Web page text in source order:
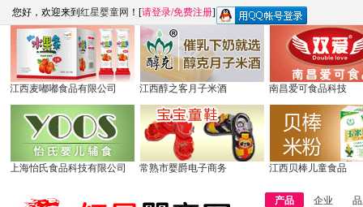
您好，欢迎来到 红星婴童网 ！[请登录/免费注册]
江西麦嘟嘟食品有限公司 江西醇之客月子米酒 南昌爱可食品科技
上海怡氏食品科技有限公司 常熟市婴爵电子商务 江西贝棒儿童食品
产品 企业